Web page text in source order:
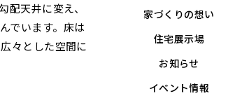
家づくりの想い
住宅展示場
お知らせ
イベント情報
配天井に変え、
でいます。床は
々とした空間に